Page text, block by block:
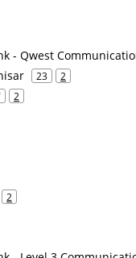
- Qwest
23 2
2
2